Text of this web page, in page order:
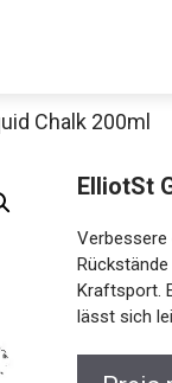
Chalk 200ml
ElliotSt
Verbessere
ohne
oder